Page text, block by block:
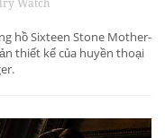
Watch
hồ Sixteen Stone Mother-
thiết kế của huyền thoại